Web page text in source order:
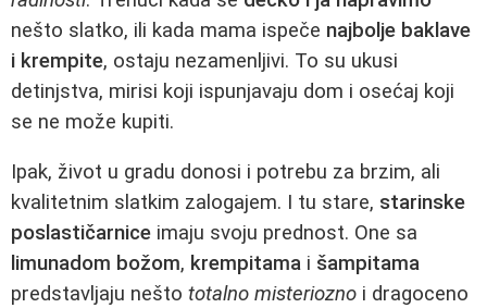
nešto slatko, ili kada mama ispeče najbolje baklave
i krempite, ostaju nezamenljivi. To su ukusi
detinjstva, mirisi koji ispunjavaju dom i osećaj koji
se ne može kupiti.
Ipak, život u gradu donosi i potrebu za brzim, ali
kvalitetnim slatkim zalogajem. I tu stare, starinske
poslastičarnice imaju svoju prednost. One sa
limunadom božom, krempitama i šampitama
predstavljaju nešto totalno misteriozno i dragoceno